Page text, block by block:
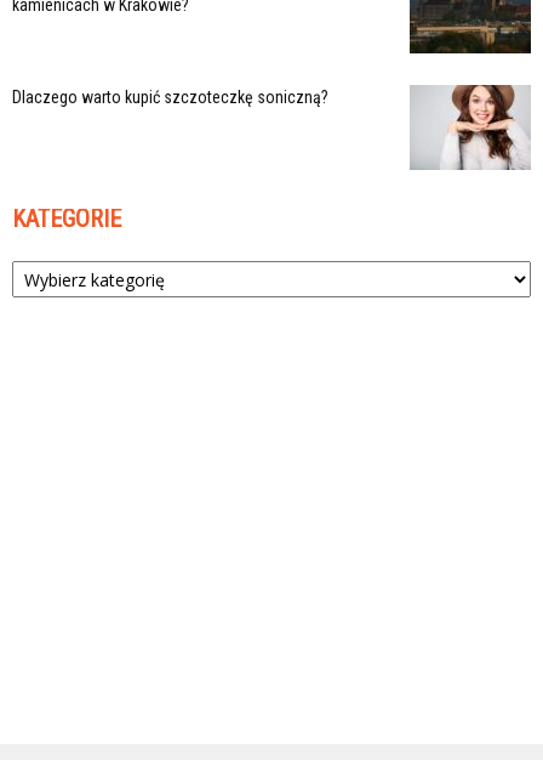
kamienicach w Krakowie?
Dlaczego warto kupić szczoteczkę soniczną?
KATEGORIE
Kategorie